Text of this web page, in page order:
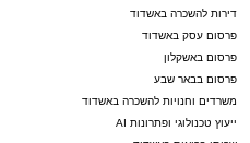
דירות להשכרה באשדוד
פרסום עסק באשדוד
פרסום באשקלון
פרסום בבאר שבע
משרדים וחנויות להשכרה באשדוד
ייעוץ טכנולוגי ופתרונות AI